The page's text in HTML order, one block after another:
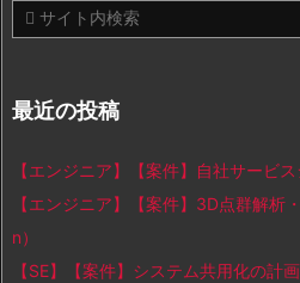
最近の投稿
【エンジニア】【案件】自社サービ
【エンジニア】【案件】3D点群解析
n）
【SE】【案件】システム共用化の計